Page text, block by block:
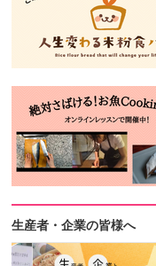
生産者・企業の皆様へ